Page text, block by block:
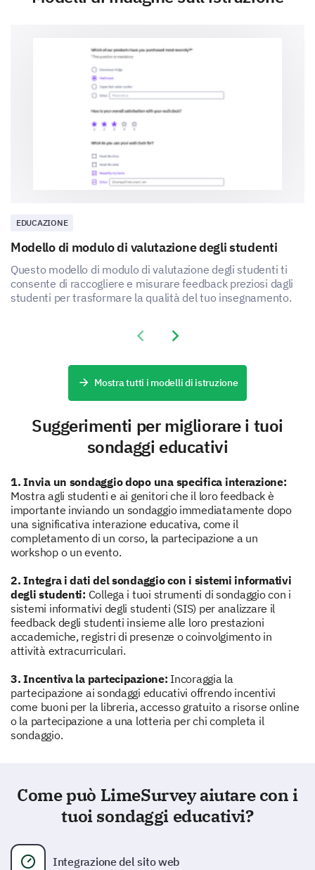
Valutare l'ambiente di apprendimento
Aiutaci a comprendere il tuo punto di vista
sull'attuale ambiente di apprendimento condividendo
le tue opinioni sui seguenti aspetti.
Valuta la qualità dei seguenti aspetti
dell'ambiente di apprendimento:
Strutture fisiche
Accesso alle risorse didattiche
Tecnologia in aula
Sicurezza e protezione
attuale tra insegnanti e studenti?
Very Satisfied
Soddisfatto
Neutro
Insoddisfatto
Molto Insoddisfatto
Quali miglioramenti credi sarebbero più
benefici per l'ambiente di apprendimento?
Curriculum e Insegnamento
educativi migliori.
Valuta l'efficacia del curriculum attuale nel
raggiungere gli obiettivi educativi:
EDUCAZIONE
Modello di modulo di valutazione degli studenti
Questo modello di modulo di valutazione degli studenti ti
consente di raccogliere e misurare feedback preziosi dagli
studenti per trasformare la qualità del tuo insegnamento.
Previous slide
Next slide
Mostra tutti i modelli di istruzione
Suggerimenti per migliorare i tuoi
sondaggi educativi
1. Invia un sondaggio dopo una specifica interazione:
Mostra agli studenti e ai genitori che il loro feedback è
importante inviando un sondaggio immediatamente dopo
una significativa interazione educativa, come il
completamento di un corso, la partecipazione a un
workshop o un evento.
2. Integra i dati del sondaggio con i sistemi informativi
degli studenti: Collega i tuoi strumenti di sondaggio con i
sistemi informativi degli studenti (SIS) per analizzare il
feedback degli studenti insieme alle loro prestazioni
accademiche, registri di presenze o coinvolgimento in
attività extracurriculari.
3. Incentiva la partecipazione: Incoraggia la
partecipazione ai sondaggi educativi offrendo incentivi
come buoni per la libreria, accesso gratuito a risorse online
o la partecipazione a una lotteria per chi completa il
sondaggio.
Come può LimeSurvey aiutare con i
tuoi sondaggi educativi?
Integrazione del sito web